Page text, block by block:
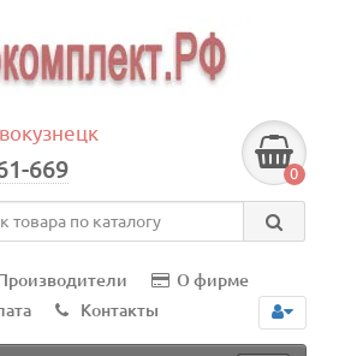
669 0
О фирме
Контакты